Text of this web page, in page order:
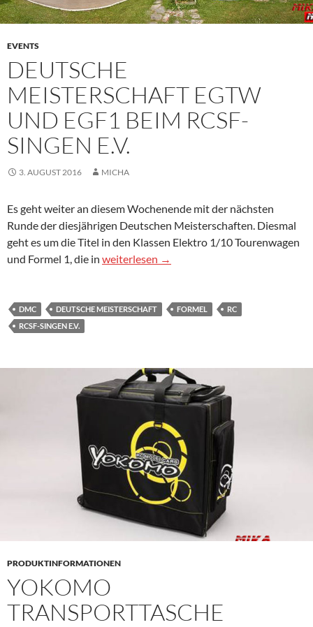
EVENTS
DEUTSCHE
MEISTERSCHAFT EGTW
UND EGF1 BEIM RCSF-
SINGEN E.V.
3. AUGUST 2016 MICHA
Es geht weiter an diesem Wochenende mit der nächsten
Runde der diesjährigen Deutschen Meisterschaften. Diesmal
geht es um die Titel in den Klassen Elektro 1/10 Tourenwagen
und Formel 1, die in Deutsche Meisterschaft EGTW und EGF1
weiterlesen →
DMC DEUTSCHE MEISTERSCHAFT FORMEL
RC
RCSF-SINGEN E.V.
PRODUKTINFORMATIONEN
YOKOMO
TRANSPORTTASCHE